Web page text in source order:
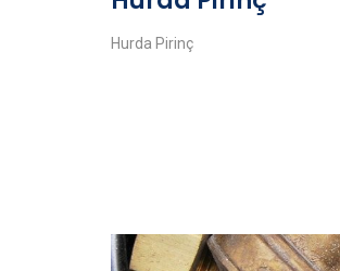
Hurda Pirinç